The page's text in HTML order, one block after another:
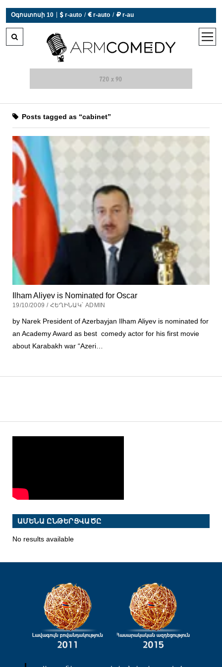
Օգոստոսի 10  r-auto /  r-auto /  r-au
open
Posts tagged as “cabinet”
Ilham Aliyev is Nominated for Oscar
19/10/2009 / ՀԵՂԻՆԱԿ՝ ADMIN
by Narek President of Azerbayjan Ilham Aliyev is nominated for
an Academy Award as best comedy actor for his first movie
about Karabakh war “Azeri…
ԱՄԵՆԱ ԸՆԹԵՐՑՎԱԾԸ
No results available